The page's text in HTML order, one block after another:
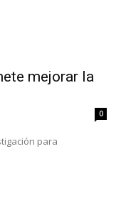
mejorar la
0
para